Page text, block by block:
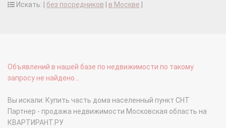
Искать: | без посредников в Москве
Объявлений в нашей базе по недвижимости по такому
запросу не найдено...
Вы искали: Купить часть дома населенный пункт СНТ
Партнер - продажа недвижимости Московская область на
КВАРТИРАНТ.РУ